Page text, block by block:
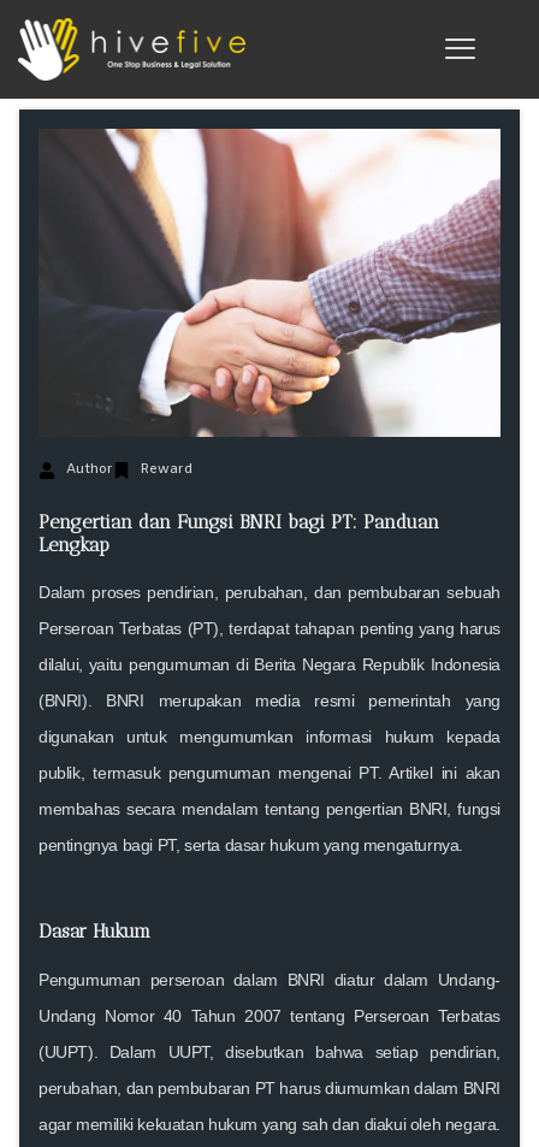
Author Reward
Pengertian dan Fungsi BNRI bagi PT: Panduan
Lengkap
Dalam proses pendirian, perubahan, dan pembubaran sebuah
Perseroan Terbatas (PT), terdapat tahapan penting yang harus
dilalui, yaitu pengumuman di Berita Negara Republik Indonesia
(BNRI). BNRI merupakan media resmi pemerintah yang
digunakan untuk mengumumkan informasi hukum kepada
publik, termasuk pengumuman mengenai PT. Artikel ini akan
membahas secara mendalam tentang pengertian BNRI, fungsi
pentingnya bagi PT, serta dasar hukum yang mengaturnya.
Dasar Hukum
Pengumuman perseroan dalam BNRI diatur dalam Undang-
Undang Nomor 40 Tahun 2007 tentang Perseroan Terbatas
(UUPT). Dalam UUPT, disebutkan bahwa setiap pendirian,
perubahan, dan pembubaran PT harus diumumkan dalam BNRI
agar memiliki kekuatan hukum yang sah dan diakui oleh negara.